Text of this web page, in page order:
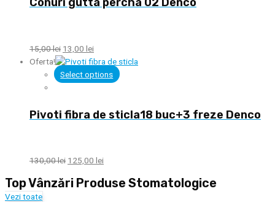
15,00lei 13,00 lei
Oferta!
Select options
Pivoti fibra de sticla18 buc+3 freze Denco
130,00lei 125,00 lei
Top Vânzări Produse Stomatologice
Vezi toate